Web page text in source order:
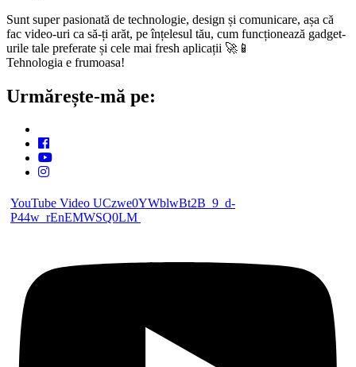
Sunt super pasionată de technologie, design și comunicare, așa că
fac video-uri ca să-ți arăt, pe înțelesul tău, cum funcționează gadget-
urile tale preferate și cele mai fresh aplicații 🚀📱
Tehnologia e frumoasa!
Urmărește-mă pe:
YouTube Video UCzwe0YWblwBt2B_9_d-
P44w_rEnEMWSQ0LM